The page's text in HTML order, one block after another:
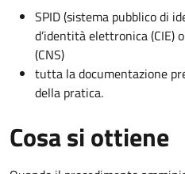
SPID (sistema pubblico di
d’identità elettronica (CIE)
(CNS)
tutta la documentazione
della pratica.
Cosa si ottiene